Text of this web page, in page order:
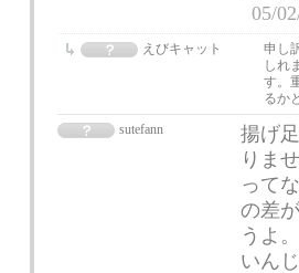
05/
えびキャット
申し
しれ
す。
るか
sutefann
揚げ
りま
って
の差
うよ
いん